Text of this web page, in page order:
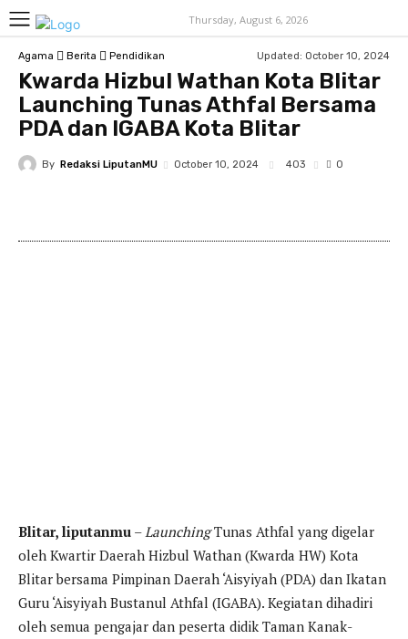
Thursday, August 6, 2026
Agama Berita Pendidikan Updated: October 10, 2024
Kwarda Hizbul Wathan Kota Blitar
Launching Tunas Athfal Bersama
PDA dan IGABA Kota Blitar
By Redaksi LiputanMU October 10, 2024 403 0
Blitar, liputanmu – LaunchingTunas Athfal yang digelar
oleh Kwartir Daerah Hizbul Wathan (Kwarda HW) Kota
Blitar bersama Pimpinan Daerah ‘Aisyiyah (PDA) dan Ikatan
Guru ‘Aisyiyah Bustanul Athfal (IGABA). Kegiatan dihadiri
oleh semua pengajar dan peserta didik Taman Kanak-